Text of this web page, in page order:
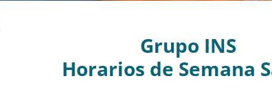
Grupo INS
Horarios de Semana